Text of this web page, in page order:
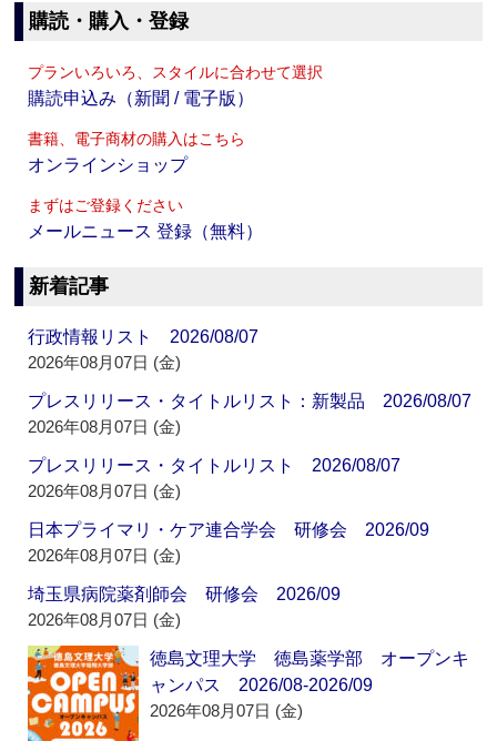
購読・購入・登録
プランいろいろ、スタイルに合わせて選択
購読申込み（新聞 / 電子版）
書籍、電子商材の購入はこちら
オンラインショップ
まずはご登録ください
メールニュース 登録（無料）
新着記事
行政情報リスト 2026/08/07
2026年08月07日 (金)
プレスリリース・タイトルリスト：新製品 2026/08/07
2026年08月07日 (金)
プレスリリース・タイトルリスト 2026/08/07
2026年08月07日 (金)
日本プライマリ・ケア連合学会 研修会 2026/09
2026年08月07日 (金)
埼玉県病院薬剤師会 研修会 2026/09
2026年08月07日 (金)
徳島文理大学 徳島薬学部 オープンキ
ャンパス 2026/08-2026/09
2026年08月07日 (金)